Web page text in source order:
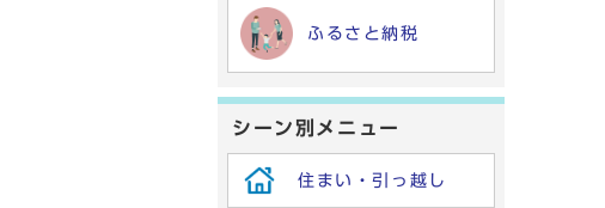
ふるさと納税
シーン別メニュー
住まい・引っ越し